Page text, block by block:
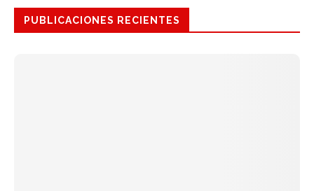
PUBLICACIONES RECIENTES